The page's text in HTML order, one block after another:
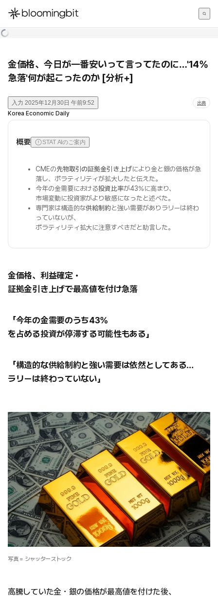
한국어
金価格、今日が一番安いって言ってたのに…'14%
急落'何が起こったのか [分析+]
入力 2025年12月30日 午前9:52 出典
Korea Economic Daily
概要 STAT AIのご案内
CMEの先物取引の証拠金引き上げにより金と銀の価格が急
落し、ボラティリティが拡大したと伝えた。
今年の金需要における投資比率が43%に高まり、
市場変動に投資家がより敏感になったと述べた。
専門家は構造的な供給制約と強い需要がありラリーは終わ
っていないが、
ボラティリティ拡大に注意すべきだと助言した。
金価格、利益確定・
証拠金引き上げで最高値を付け急落
「今年の金需要のうち43%
を占める投資が停滞する可能性もある」
「構造的な供給制約と強い需要は依然としてある…
ラリーは終わっていない」
写真 = シャッターストック
高騰していた金・銀の価格が最高値を付けた後、